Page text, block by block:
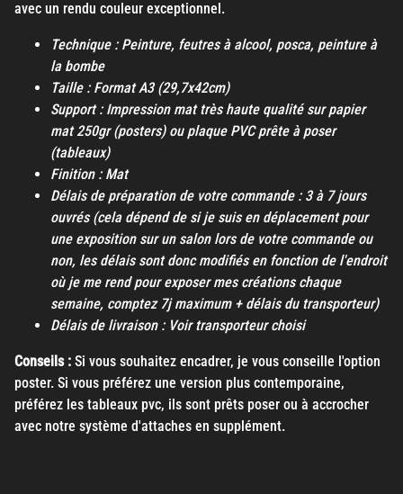
avec un rendu couleur exceptionnel.
Technique : Peinture, feutres à alcool, posca, peinture à
la bombe
Taille : Format A3 (29,7x42cm)
Support : Impression mat très haute qualité sur papier
mat 250gr (posters) ou plaque PVC prête à poser
(tableaux)
Finition : Mat
Délais de préparation de votre commande : 3 à 7 jours
ouvrés (cela dépend de si je suis en déplacement pour
une exposition sur un salon lors de votre commande ou
non, les délais sont donc modifiés en fonction de l'endroit
où je me rend pour exposer mes créations chaque
semaine, comptez 7j maximum + délais du transporteur)
Délais de livraison : Voir transporteur choisi
Conseils : Si vous souhaitez encadrer, je vous conseille l'option
poster. Si vous préférez une version plus contemporaine,
préférez les tableaux pvc, ils sont prêts poser ou à accrocher
avec notre système d'attaches en supplément.